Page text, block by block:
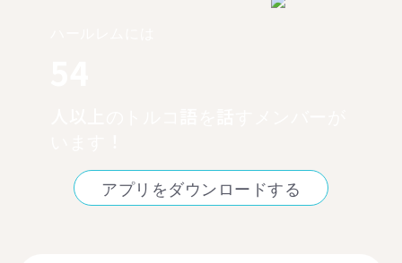
アプリをダウンロードする